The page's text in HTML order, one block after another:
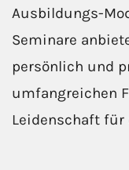
Ausbildungs-
Seminare
persönlich und
umfangreichen
Leidenschaft